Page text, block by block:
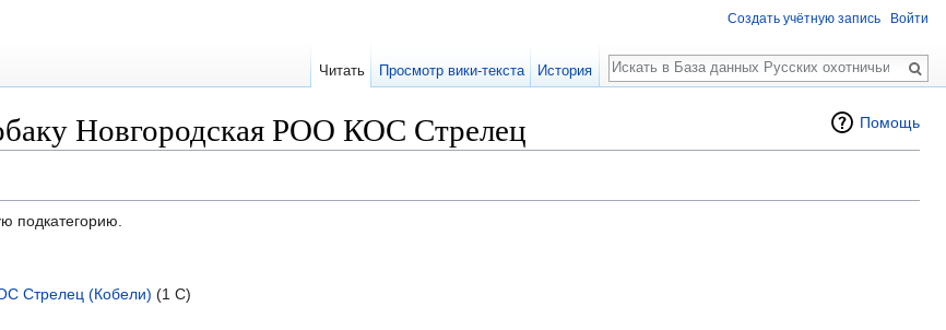
Помощь
Новгородская РОО КОС Стрелец
подкатегорию.
Стрелец (Кобели) (1 С)
Создать учётную запись Войти
Читать Просмотр вики-текста История
Поиск